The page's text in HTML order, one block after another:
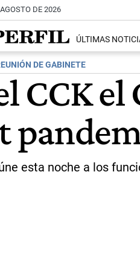
DE 2026
ÚLTIMAS
DE GABINETE
CCK
esta noche a los